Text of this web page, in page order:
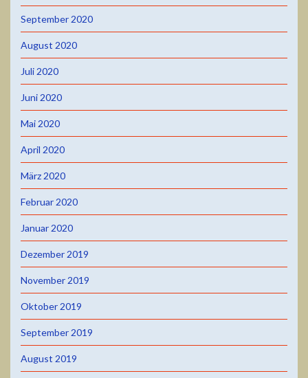
September 2020
August 2020
Juli 2020
Juni 2020
Mai 2020
April 2020
März 2020
Februar 2020
Januar 2020
Dezember 2019
November 2019
Oktober 2019
September 2019
August 2019